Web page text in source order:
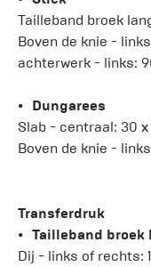
Tailleband broek
Boven de knie -
achterwerk - links:
Dungarees
Slab - centraal: 30
Boven de knie -
Transferdruk
Tailleband broek
Dij - links of rechts: